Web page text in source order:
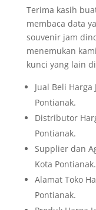
Terima kasih
membaca data
souvenir jam
menemukan
kunci yang lain
Jual Beli
Pontianak.
Distributor
Pontianak.
Supplier dan
Kota Pontianak.
Alamat Toko
Pontianak.